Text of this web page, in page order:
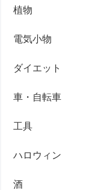
植物
電気小物
ダイエット
車・自転車
工具
ハロウィン
酒